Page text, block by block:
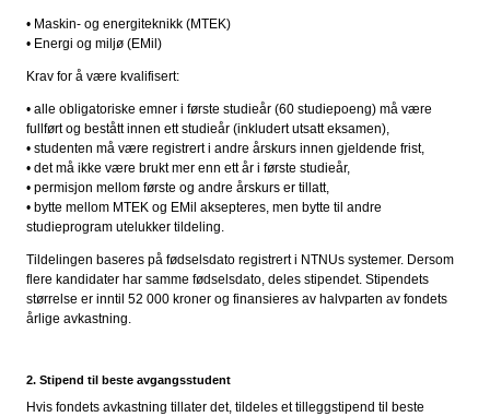
• Maskin- og energiteknikk (MTEK)
• Energi og miljø (EMil)
Krav for å være kvalifisert:
• alle obligatoriske emner i første studieår (60 studiepoeng) må være
fullført og bestått innen ett studieår (inkludert utsatt eksamen),
• studenten må være registrert i andre årskurs innen gjeldende frist,
• det må ikke være brukt mer enn ett år i første studieår,
• permisjon mellom første og andre årskurs er tillatt,
• bytte mellom MTEK og EMil aksepteres, men bytte til andre
studieprogram utelukker tildeling.
Tildelingen baseres på fødselsdato registrert i NTNUs systemer. Dersom
flere kandidater har samme fødselsdato, deles stipendet. Stipendets
størrelse er inntil 52 000 kroner og finansieres av halvparten av fondets
årlige avkastning.
2. Stipend til beste avgangsstudent
Hvis fondets avkastning tillater det, tildeles et tilleggstipend til beste